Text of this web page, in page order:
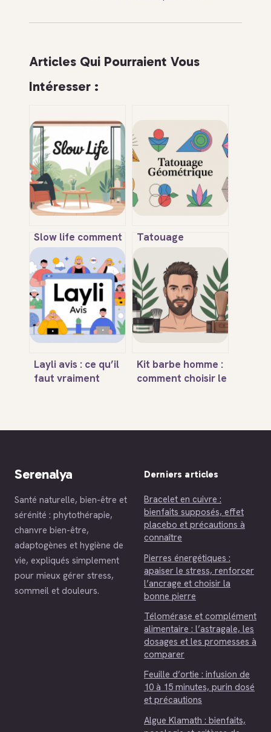
Articles Qui Pourraient Vous
Intéresser :
Slow life comment
ralentir sans
renoncer à vos
ambitions
Tatouage
styles,
significations et
idées pour un
motif unique
Layli avis : ce qu’il
faut vraiment
Kit barbe homme :
comment choisir le
Serenalya
Santé naturelle, bien-être et
sérénité : phytothérapie,
chanvre bien-être,
adaptogènes et hygiène de
vie, expliqués simplement
pour mieux gérer stress,
sommeil et douleurs.
Derniers articles
Bracelet en cuivre :
bienfaits supposés, effet
placebo et précautions à
connaître
Pierres énergétiques :
apaiser le stress, renforcer
l’ancrage et choisir la
bonne pierre
Télomérase et complément
alimentaire : l’astragale, les
dosages et les promesses à
comparer
Feuille d’ortie : infusion de
10 à 15 minutes, purin dosé
et précautions
Algue Klamath : bienfaits,